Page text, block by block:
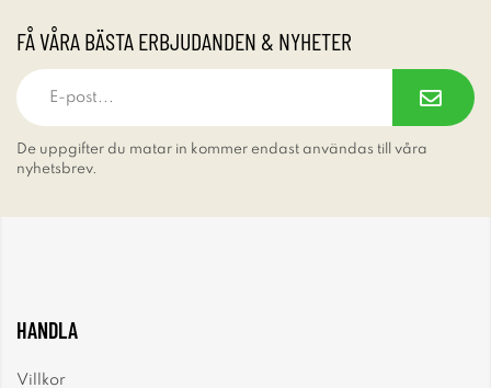
FÅ VÅRA BÄSTA ERBJUDANDEN & NYHETER
De uppgifter du matar in kommer endast användas till våra
nyhetsbrev.
HANDLA
Villkor